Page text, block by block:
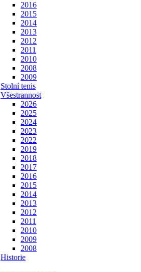
2016
2015
2014
2013
2012
2011
2010
2008
2009
Stolní tenis
Všestrannost
2026
2025
2024
2023
2022
2019
2018
2017
2016
2015
2014
2013
2012
2011
2010
2009
2008
Historie